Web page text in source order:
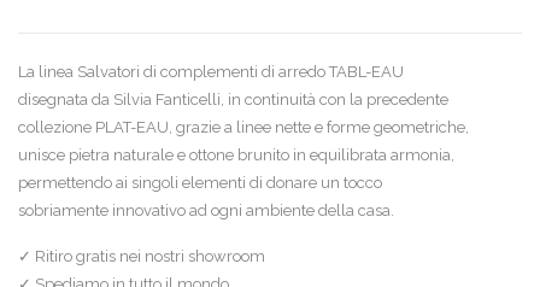
La linea Salvatori di complementi di arredo TABL-EAU
disegnata da Silvia Fanticelli, in continuità con la precedente
collezione PLAT-EAU, grazie a linee nette e forme geometriche,
unisce pietra naturale e ottone brunito in equilibrata armonia,
permettendo ai singoli elementi di donare un tocco
sobriamente innovativo ad ogni ambiente della casa.
✓ Ritiro gratis nei nostri showroom